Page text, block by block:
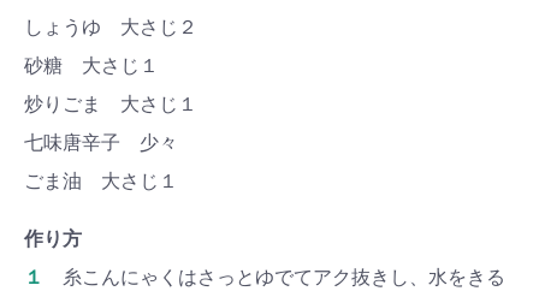
しょうゆ 大さじ２
砂糖 大さじ１
炒りごま 大さじ１
七味唐辛子 少々
ごま油 大さじ１
作り方
１
糸こんにゃくはさっとゆでてアク抜きし、水をきる